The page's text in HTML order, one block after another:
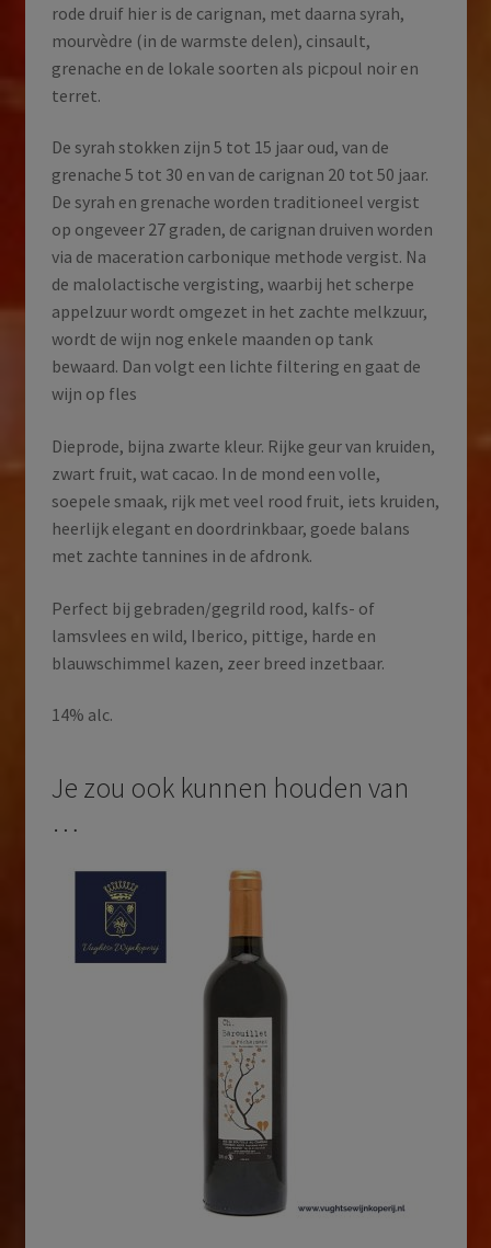
rode druif hier is de carignan, met daarna syrah,
mourvèdre (in de warmste delen), cinsault,
grenache en de lokale soorten als picpoul noir en
terret.
De syrah stokken zijn 5 tot 15 jaar oud, van de
grenache 5 tot 30 en van de carignan 20 tot 50 jaar.
De syrah en grenache worden traditioneel vergist
op ongeveer 27 graden, de carignan druiven worden
via de maceration carbonique methode vergist. Na
de malolactische vergisting, waarbij het scherpe
appelzuur wordt omgezet in het zachte melkzuur,
wordt de wijn nog enkele maanden op tank
bewaard. Dan volgt een lichte filtering en gaat de
wijn op fles
Dieprode, bijna zwarte kleur. Rijke geur van kruiden,
zwart fruit, wat cacao. In de mond een volle,
soepele smaak, rijk met veel rood fruit, iets kruiden,
heerlijk elegant en doordrinkbaar, goede balans
met zachte tannines in de afdronk.
Perfect bij gebraden/gegrild rood, kalfs- of
lamsvlees en wild, Iberico, pittige, harde en
blauwschimmel kazen, zeer breed inzetbaar.
14% alc.
Je zou ook kunnen houden van
…